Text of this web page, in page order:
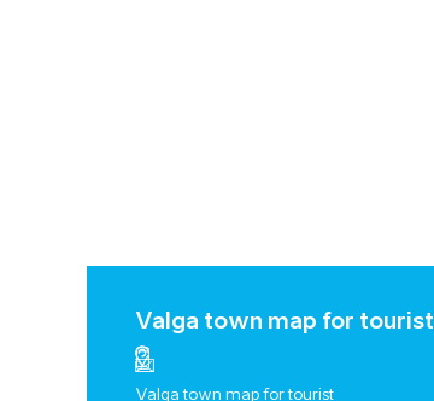
Valga town map for tourist
Valga town map for tourist